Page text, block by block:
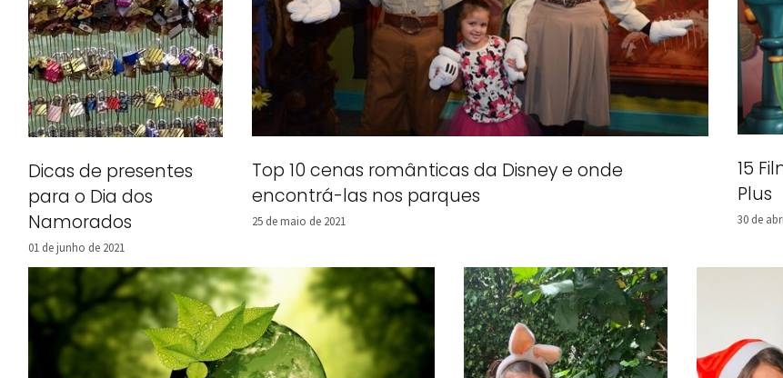
Dicas de presentes
para o Dia dos
Namorados
01 de junho de 2021
Top 10 cenas românticas da Disney e onde
encontrá-las nos parques
25 de maio de 2021
15
Plus
30 de